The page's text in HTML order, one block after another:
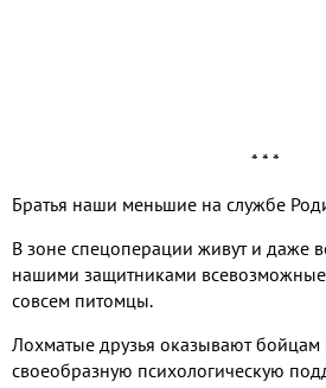
* * *
Братья наши меньшие на службе
В зоне спецоперации живут и даже
нашими защитниками
совсем питомцы.
Лохматые друзья оказывают
своеобразную психологическую